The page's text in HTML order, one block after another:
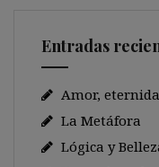
Entradas
Amor,
La Metáfora
Lógica y